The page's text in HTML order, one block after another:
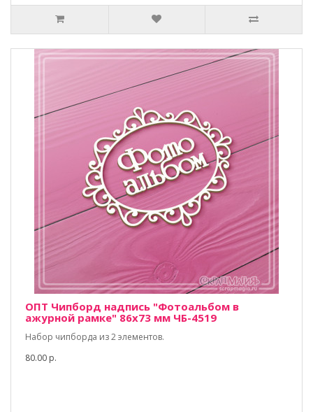
ОПТ Чипборд надпись "Фотоальбом в
ажурной рамке" 86х73 мм ЧБ-4519
Набор чипборда из 2 элементов.
80.00 р.